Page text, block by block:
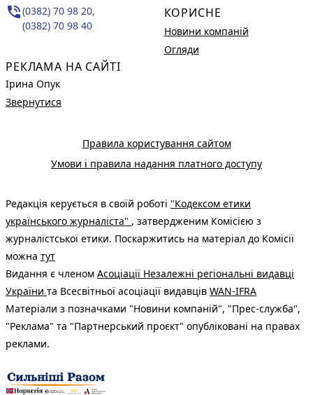
phone_in_talk(0382) 70 98 20,
(0382) 70 98 40
РЕКЛАМА НА САЙТІ
Ірина Опук
Звернутися
КОРИСНЕ
Новини компаній
Огляди
Правила користування сайтом
Умови і правила надання платного доступу
Редакція керується в своїй роботі "Кодексом етики
українського журналіста" , затвердженим Комісією з
журналістської етики. Поскаржитись на матеріал до Комісії
можна тут
Видання є членом Асоціації Незалежні регіональні видавці
України та Всесвітньої асоціації видавців WAN-IFRA
Матеріали з позначками "Новини компаній", "Прес-служба",
"Реклама" та "Партнерський проєкт" опубліковані на правах
реклами.